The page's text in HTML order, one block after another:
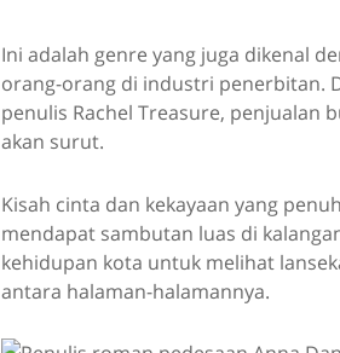
Ini adalah genre yang juga dikenal
orang-orang di industri penerbitan.
penulis Rachel Treasure, penjualan
akan surut.
Kisah cinta dan kekayaan yang
mendapat sambutan luas di
kehidupan kota untuk melihat
antara halaman-halamannya.